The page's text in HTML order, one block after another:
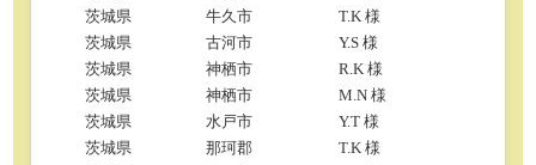
茨城県
牛久市
T.K 様
茨城県
古河市
Y.S 様
茨城県
神栖市
R.K 様
茨城県
神栖市
M.N 様
茨城県
水戸市
Y.T 様
茨城県
那珂郡
T.K 様